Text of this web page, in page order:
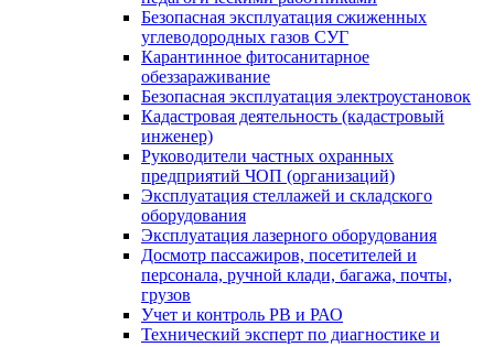
Безопасная эксплуатация сжиженных
углеводородных газов СУГ
Карантинное фитосанитарное
обеззараживание
Безопасная эксплуатация электроустановок
Кадастровая деятельность (кадастровый
инженер)
Руководители частных охранных
предприятий ЧОП (организаций)
Эксплуатация стеллажей и складского
оборудования
Эксплуатация лазерного оборудования
Досмотр пассажиров, посетителей и
персонала, ручной клади, багажа, почты,
грузов
Учет и контроль РВ и РАО
Технический эксперт по диагностике и